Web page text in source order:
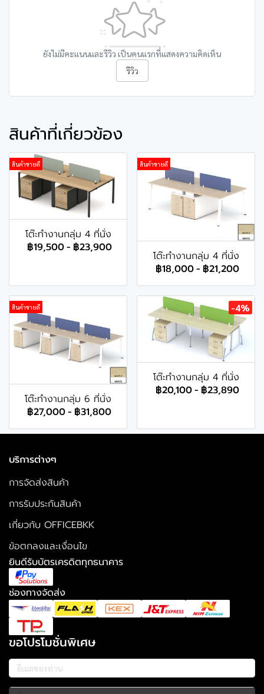
ยังไม่มีคะแนนและรีวิว เป็นคนแรกที่แสดงความคิดเห็น
รีวิว
สินค้าที่เกี่ยวข้อง
สินค้าขายดี
โต๊ะทำงานกลุ่ม 4 ที่นั่ง
฿19,500- ฿23,900
สินค้าขายดี
โต๊ะทำงานกลุ่ม 4 ที่นั่ง
฿18,000- ฿21,200
สินค้าขายดี
โต๊ะทำงานกลุ่ม 6 ที่นั่ง
฿27,000- ฿31,800
-4%
โต๊ะทำงานกลุ่ม 4 ที่นั่ง
฿20,100- ฿23,890
บริการต่างๆ
การจัดส่งสินค้า
การรับประกันสินค้า
เกี่ยวกับ OFFICEBKK
ข้อตกลงและเงื่อนไข
ยินดีรับบัตรเครดิตทุกธนาคาร
ช่องทางจัดส่ง
ขอโปรโมชั่นพิเศษ